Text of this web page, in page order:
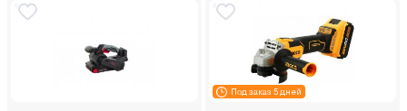
Под заказ 5 дней